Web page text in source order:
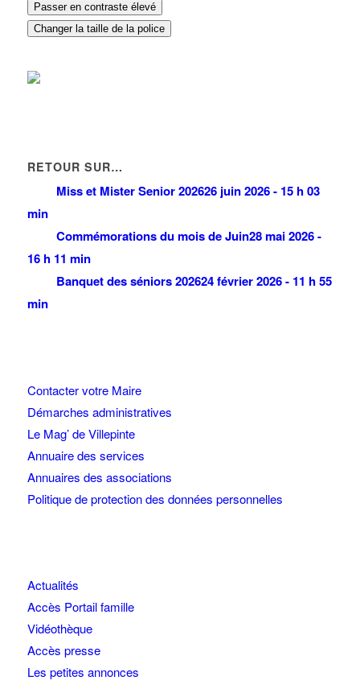
Passer en contraste élevé
Changer la taille de la police
RETOUR SUR…
Miss et Mister Senior 202626 juin 2026 - 15 h 03
min
Commémorations du mois de Juin28 mai 2026 -
16 h 11 min
Banquet des séniors 202624 février 2026 - 11 h 55
min
Contacter votre Maire
Démarches administratives
Le Mag’ de Villepinte
Annuaire des services
Annuaires des associations
Politique de protection des données personnelles
Actualités
Accès Portail famille
Vidéothèque
Accès presse
Les petites annonces